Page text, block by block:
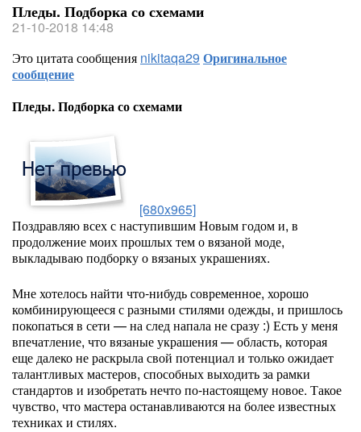
Пледы. Подборка со схемами
21-10-2018 14:48
Это цитата сообщения nikitaqa29 Оригинальное
сообщение
Пледы. Подборка со схемами
[680x965]
Поздравляю всех с наступившим Новым годом и, в
продолжение моих прошлых тем о вязаной моде,
выкладываю подборку о вязаных украшениях.
Мне хотелось найти что-нибудь современное, хорошо
комбинирующееся с разными стилями одежды, и пришлось
покопаться в сети — на след напала не сразу :) Есть у меня
впечатление, что вязаные украшения — область, которая
еще далеко не раскрыла свой потенциал и только ожидает
талантливых мастеров, способных выходить за рамки
стандартов и изобретать нечто по-настоящему новое. Такое
чувство, что мастера останавливаются на более известных
техниках и стилях.